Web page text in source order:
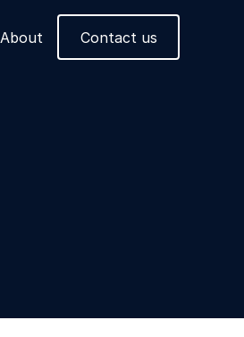
About Contact us